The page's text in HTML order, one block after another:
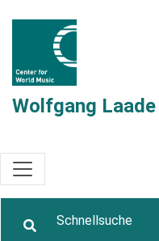
Wolfgang